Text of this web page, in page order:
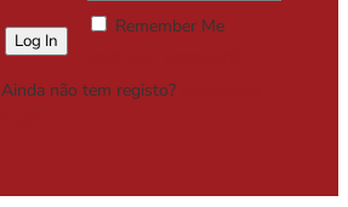
Remember Me
Ainda não tem registo?